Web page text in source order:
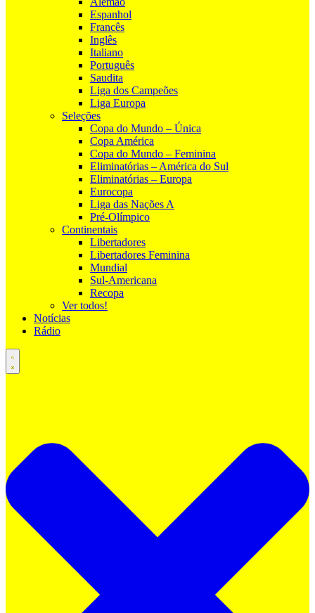
Espanhol
Francês
Inglês
Italiano
Português
Saudita
Liga dos Campeões
Liga Europa
Seleções
Copa do Mundo – Única
Copa América
Copa do Mundo – Feminina
Eliminatórias – América do Sul
Eliminatórias – Europa
Eurocopa
Liga das Nações A
Pré-Olímpico
Continentais
Libertadores
Libertadores Feminina
Mundial
Sul-Americana
Recopa
Ver todos!
Notícias
Rádio